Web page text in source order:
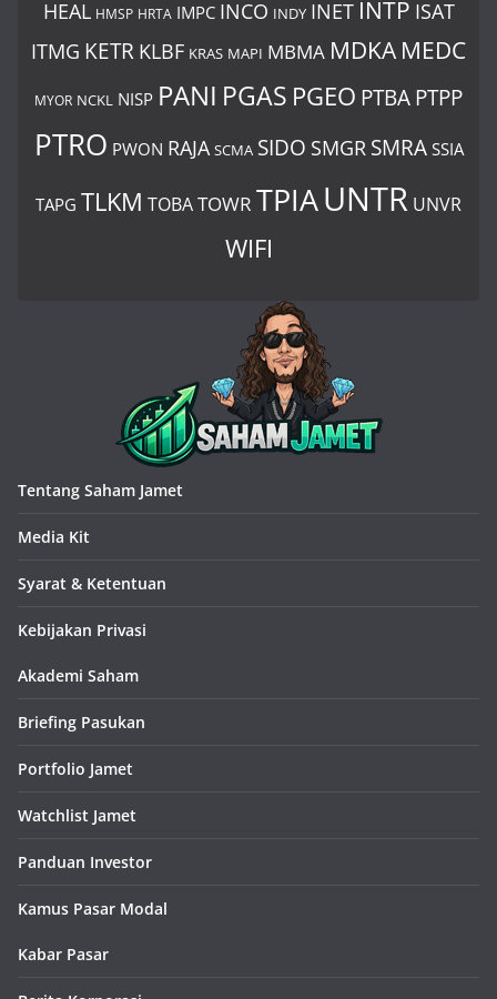
HEAL HMSP HRTA IMPC INCO INDY INET INTP ISAT
ITMG KETR KLBF KRAS MAPI MBMA MDKA MEDC
MYOR NCKL NISP PANI PGAS PGEO PTBAPTPP
PTRO PWON RAJA SCMA SIDO SMGR SMRA SSIA
TAPG TLKM TOBATOWR TPIAUNTR UNVR
WIFI
Tentang Saham Jamet
Media Kit
Syarat & Ketentuan
Kebijakan Privasi
Akademi Saham
Briefing Pasukan
Portfolio Jamet
Watchlist Jamet
Panduan Investor
Kamus Pasar Modal
Kabar Pasar